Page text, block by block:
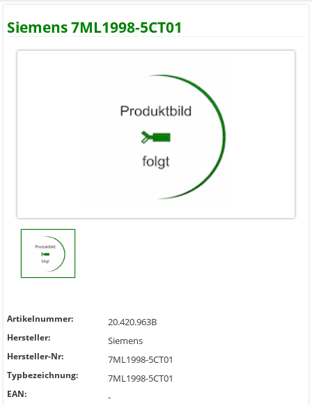
Siemens 7ML1998-5CT01
Artikelnummer: 20.420.963B
Hersteller: Siemens
Hersteller-Nr: 7ML1998-5CT01
Typbezeichnung: 7ML1998-5CT01
EAN: -